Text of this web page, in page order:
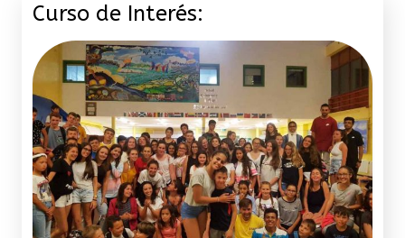
Curso de Interés: